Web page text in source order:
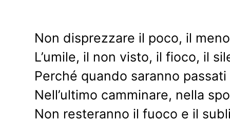
Non disprezzare il poco, il
L’umile, il non visto, il fioco, il
Perché quando saranno
Nell’ultimo camminare, nella
Non resteranno il fuoco e il